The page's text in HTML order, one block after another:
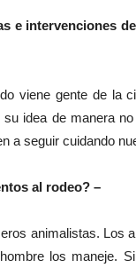
e intervenciones
viene gente de la
idea de manera
a seguir cuidando
al rodeo? –
animalistas. Los
los maneje.